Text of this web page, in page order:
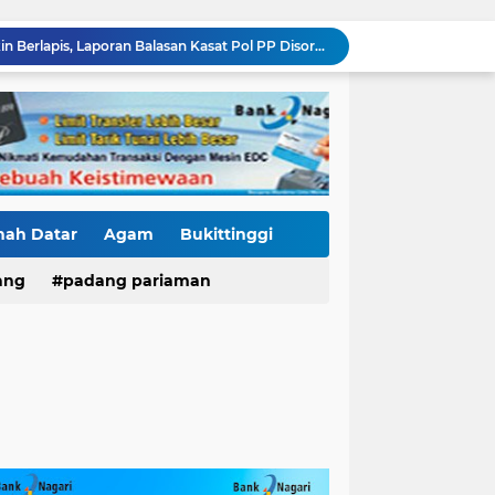
Kasus Fort De Kock Makin Berlapis, Laporan Balasan Kasat Pol PP Disorot: Upaya Penegakan Hukum atau Pengalihan Isu?
Tender Dua Jembatan Gantung Pessel Diselimuti Tanda Tanya, Gangguan Sistem atau Permainan di Balik Layar?
Sebulan Berlalu, Papan Nama Kantor Satker PJN Wilayah II Sumbar Masih Tak Terpasang
Pawai Telong-Telong: Ketika Jejak Perjuangan Bergeser Menjadi Panggung Perayaan
Residivis Tiga Kali Keluar Masuk Penjara Kembali Edarkan Sabu, Polresta Bukittinggi Sita 62 Paket Siap Edar
NAGARI PILUBANG 50 KOTA Masih Berkeliaran
Polantas Karib Tidak Hanya Atur Jalan, Ditlantas Polda Sumbar Hadir Menyentuh Denyut Ekonomi Rakyat
Datar Agam Bukittinggi
padang pariaman